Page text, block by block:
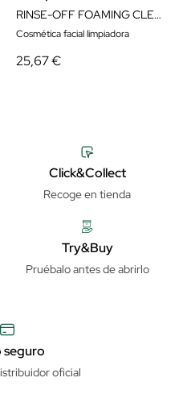
RINSE-OFF FOAMING CLEANSER 150ML
Cosmética facial limpiadora
25,67 €
Click&Collect
Recoge en tienda
Try&Buy
Pruébalo antes de abrirlo
seguro
oficial